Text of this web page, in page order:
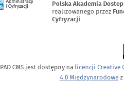
Polska Akademia
realizowanego przez
Cyfryzacji
PAD CMS jest dostępny na licencji Creative
4.0 Międzynarodowez